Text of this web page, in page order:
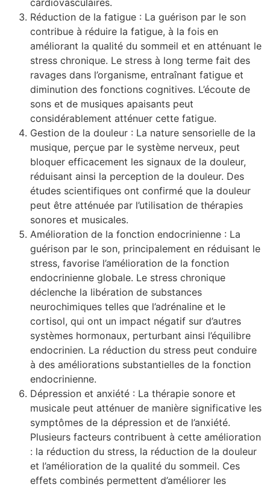
Réduction de la fatigue : La guérison par le son
contribue à réduire la fatigue, à la fois en
améliorant la qualité du sommeil et en atténuant le
stress chronique. Le stress à long terme fait des
ravages dans l’organisme, entraînant fatigue et
diminution des fonctions cognitives. L’écoute de
sons et de musiques apaisants peut
considérablement atténuer cette fatigue.
Gestion de la douleur : La nature sensorielle de la
musique, perçue par le système nerveux, peut
bloquer efficacement les signaux de la douleur,
réduisant ainsi la perception de la douleur. Des
études scientifiques ont confirmé que la douleur
peut être atténuée par l’utilisation de thérapies
sonores et musicales.
Amélioration de la fonction endocrinienne : La
guérison par le son, principalement en réduisant le
stress, favorise l’amélioration de la fonction
endocrinienne globale. Le stress chronique
déclenche la libération de substances
neurochimiques telles que l’adrénaline et le
cortisol, qui ont un impact négatif sur d’autres
systèmes hormonaux, perturbant ainsi l’équilibre
endocrinien. La réduction du stress peut conduire
à des améliorations substantielles de la fonction
endocrinienne.
Dépression et anxiété : La thérapie sonore et
musicale peut atténuer de manière significative les
symptômes de la dépression et de l’anxiété.
Plusieurs facteurs contribuent à cette amélioration
: la réduction du stress, la réduction de la douleur
et l’amélioration de la qualité du sommeil. Ces
effets combinés permettent d’améliorer les